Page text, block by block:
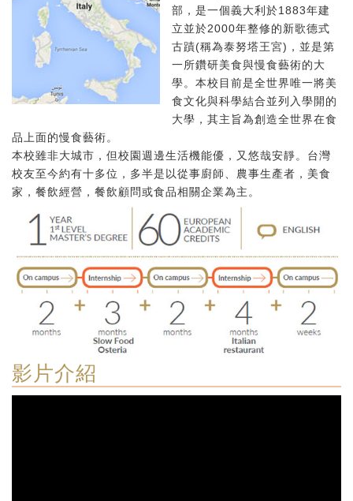
部，是一個義大利於1883年建
立並於2000年整修的新歌德式
古蹟(稱為泰努塔王宮)，並是第
一所鑽研美食與慢食藝術的大
學。本校目前是全世界唯一將美
食文化與科學結合並列入學開的
大學，其主旨為創造全世界在食
品上面的慢食藝術。
本校雖非大城市，但校園週邊生活機能優，又悠哉安靜。台灣
校友至今約有十多位，多半是以從事廚師、農事生產者，美食
家，餐飲經營，餐飲顧問或食品相關企業為主。
影片介紹